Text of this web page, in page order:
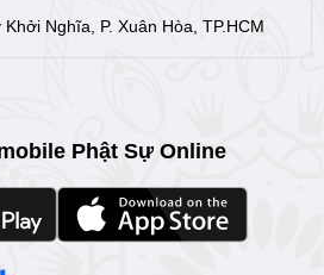
Khởi Nghĩa, P. Xuân Hòa, TP.HCM
Phật Sự Online